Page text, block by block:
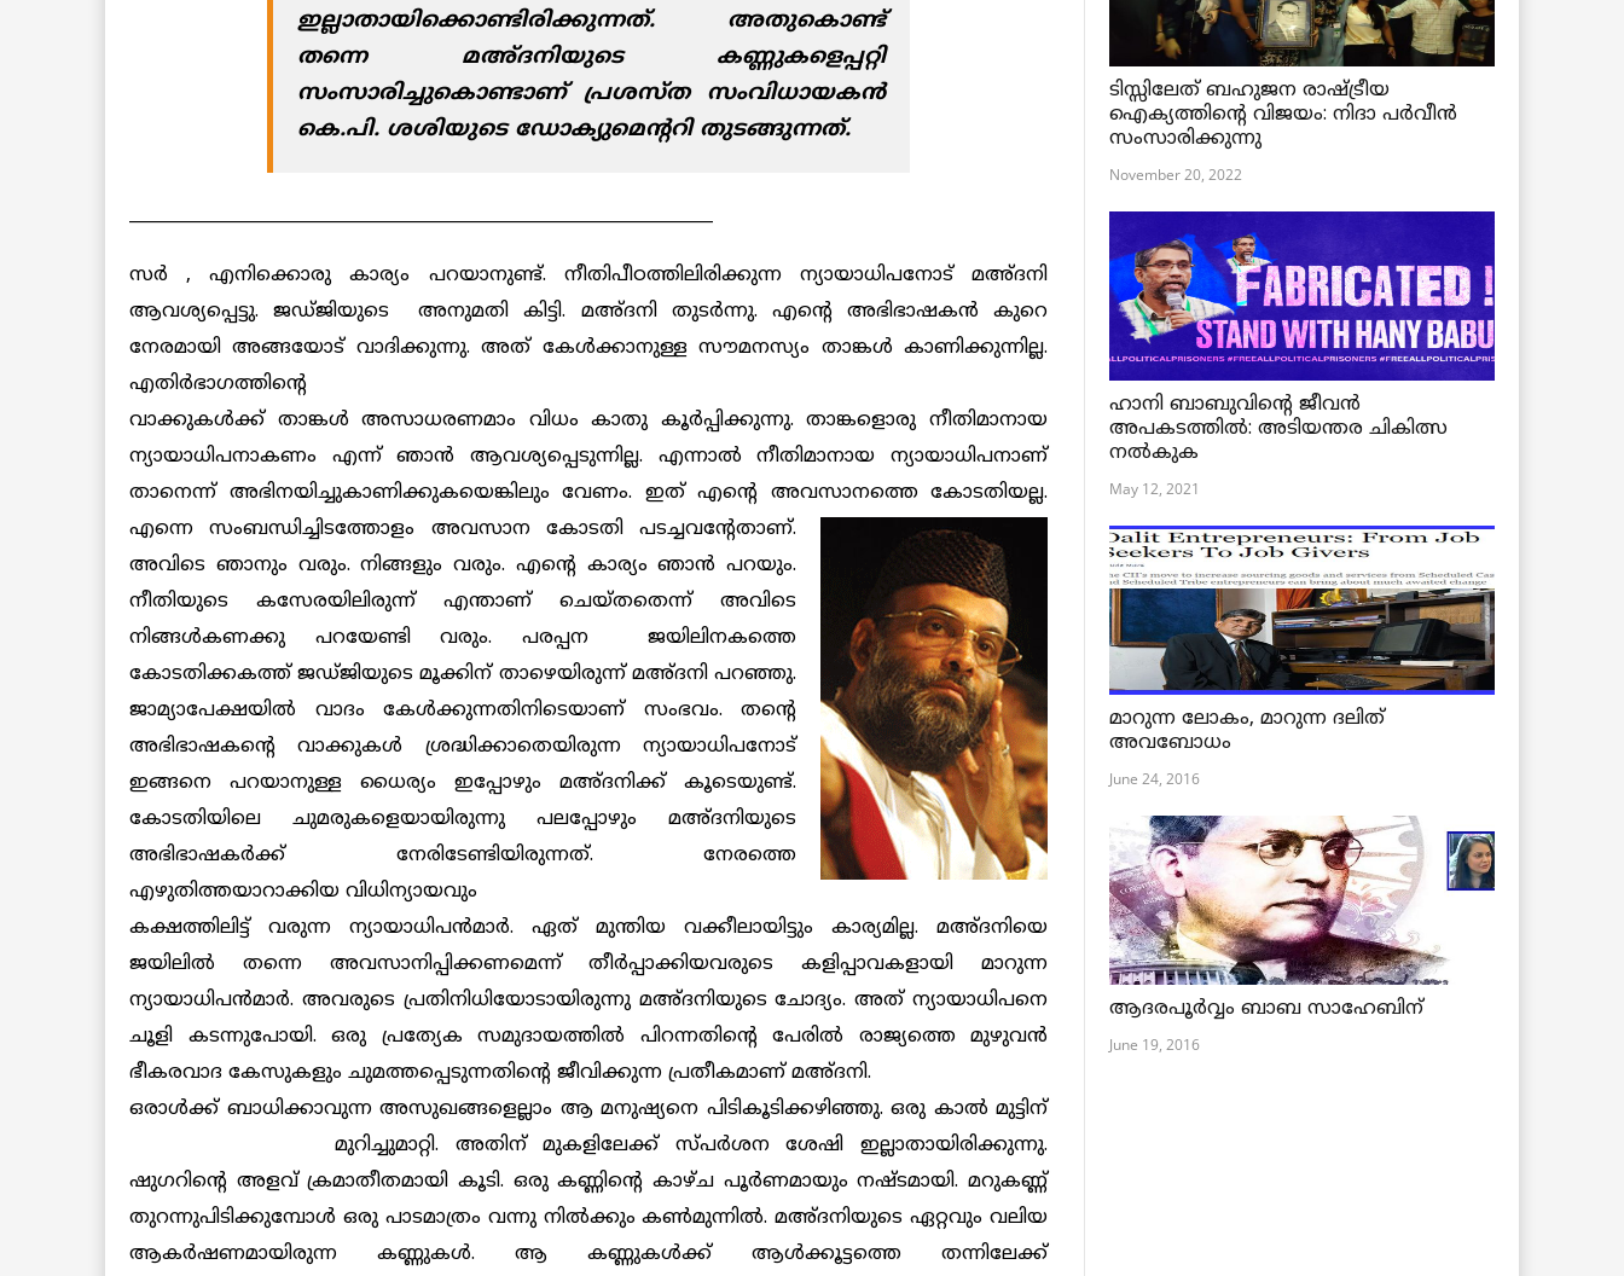
ഇല്ലാതായിക്കൊണ്ടിരിക്കുന്നത്. അതുകൊണ്ട്
തന്നെ മഅ്ദനിയുടെ കണ്ണുകളെപ്പറ്റി
സംസാരിച്ചുകൊണ്ടാണ് പ്രശസ്ത സംവിധായകന്‍
കെ.പി. ശശിയുടെ ഡോക്യുമെന്ററി തുടങ്ങുന്നത്.
സര്‍ , എനിക്കൊരു കാര്യം പറയാനുണ്ട്. നീതിപീഠത്തിലിരിക്കുന്ന ന്യായാധിപനോട് മഅ്ദനി
ആവശ്യപ്പെട്ടു. ജഡ്ജിയുടെ അനുമതി കിട്ടി. മഅ്ദനി തുടര്‍ന്നു. എന്റെ അഭിഭാഷകന്‍ കുറെ
നേരമായി അങ്ങയോട് വാദിക്കുന്നു. അത് കേള്‍ക്കാനുള്ള സൗമനസ്യം താങ്കള്‍ കാണിക്കുന്നില്ല.
എതിര്‍ഭാഗത്തിന്റെ
വാക്കുകള്‍ക്ക് താങ്കള്‍ അസാധരണമാം വിധം കാതു കൂര്‍പ്പിക്കുന്നു. താങ്കളൊരു നീതിമാനായ
ന്യായാധിപനാകണം എന്ന് ഞാന്‍ ആവശ്യപ്പെടുന്നില്ല. എന്നാല്‍ നീതിമാനായ ന്യായാധിപനാണ്
താനെന്ന് അഭിനയിച്ചുകാണിക്കുകയെങ്കിലും വേണം. ഇത് എന്റെ അവസാനത്തെ കോടതിയല്ല.
എന്നെസംബന്ധിച്ചിടത്തോളം അവസാന കോടതി പടച്ചവന്റേതാണ്.
അവിടെ ഞാനും വരും. നിങ്ങളും വരും. എന്റെ കാര്യം ഞാന്‍ പറയും.
നീതിയുടെ കസേരയിലിരുന്ന് എന്താണ് ചെയ്തതെന്ന് അവിടെ
നിങ്ങള്‍കണക്കു പറയേണ്ടി വരും. പരപ്പന ജയിലിനകത്തെ
കോടതിക്കകത്ത് ജഡ്ജിയുടെ മൂക്കിന് താഴെയിരുന്ന് മഅ്ദനി പറഞ്ഞു.
ജാമ്യാപേക്ഷയില്‍ വാദം കേള്‍ക്കുന്നതിനിടെയാണ് സംഭവം. തന്റെ
അഭിഭാഷകന്റെ വാക്കുകള്‍ ശ്രദ്ധിക്കാതെയിരുന്ന ന്യായാധിപനോട്
ഇങ്ങനെ പറയാനുള്ള ധൈര്യം ഇപ്പോഴും മഅ്ദനിക്ക് കൂടെയുണ്ട്.
കോടതിയിലെ ചുമരുകളെയായിരുന്നു പലപ്പോഴും മഅ്ദനിയുടെ
അഭിഭാഷകര്‍ക്ക് നേരിടേണ്ടിയിരുന്നത്. നേരത്തെ
എഴുതിത്തയാറാക്കിയ വിധിന്യായവും
കക്ഷത്തിലിട്ട് വരുന്ന ന്യായാധിപന്‍മാര്‍. ഏത് മുന്തിയ വക്കീലായിട്ടും കാര്യമില്ല. മഅ്ദനിയെ
ജയിലില്‍ തന്നെ അവസാനിപ്പിക്കണമെന്ന് തീര്‍പ്പാക്കിയവരുടെ കളിപ്പാവകളായി മാറുന്ന
ന്യായാധിപന്‍മാര്‍. അവരുടെ പ്രതിനിധിയോടായിരുന്നു മഅ്ദനിയുടെ ചോദ്യം. അത് ന്യായാധിപനെ
ചൂളി കടന്നുപോയി. ഒരു പ്രത്യേക സമുദായത്തില്‍ പിറന്നതിന്റെ പേരില്‍ രാജ്യത്തെ മുഴുവന്‍
ഭീകരവാദ കേസുകളും ചുമത്തപ്പെടുന്നതിന്റെ ജീവിക്കുന്ന പ്രതീകമാണ് മഅ്ദനി.
ഒരാള്‍ക്ക് ബാധിക്കാവുന്ന അസുഖങ്ങളെല്ലാം ആ മനുഷ്യനെ പിടികൂടിക്കഴിഞ്ഞു. ഒരു കാല്‍ മുട്ടിന്
മുറിച്ചുമാറ്റി. അതിന് മുകളിലേക്ക് സ്പര്‍ശന ശേഷി ഇല്ലാതായിരിക്കുന്നു.
ഷുഗറിന്റെ അളവ് ക്രമാതീതമായി കൂടി. ഒരു കണ്ണിന്റെ കാഴ്ച പൂര്‍ണമായും നഷ്ടമായി. മറുകണ്ണ്
തുറന്നുപിടിക്കുമ്പോള്‍ ഒരു പാടമാത്രം വന്നു നില്‍ക്കും കണ്‍മുന്നില്‍. മഅ്ദനിയുടെ ഏറ്റവും വലിയ
ആകര്‍ഷണമായിരുന്ന കണ്ണുകള്‍. ആ കണ്ണുകള്‍ക്ക് ആള്‍ക്കൂട്ടത്തെ തന്നിലേക്ക്
ടിസ്സിലേത് ബഹുജന രാഷ്ട്രീയ
ഐക്യത്തിന്റെ വിജയം: നിദാ പർവീൻ
സംസാരിക്കുന്നു
November 20, 2022
ഹാനി ബാബുവിന്റെ ജീവൻ
അപകടത്തിൽ: അടിയന്തര ചികിത്സ
നൽകുക
May 12, 2021
മാറുന്ന ലോകം, മാറുന്ന ദലിത്
അവബോധം
June 24, 2016
ആദരപൂര്‍വ്വം ബാബ സാഹേബിന്
June 19, 2016